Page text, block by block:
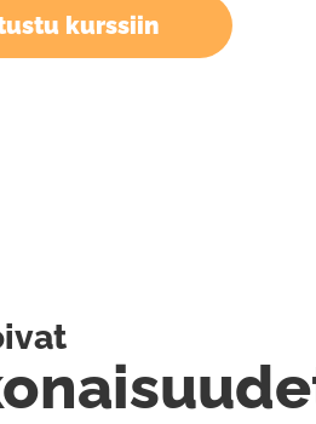
kurssiin